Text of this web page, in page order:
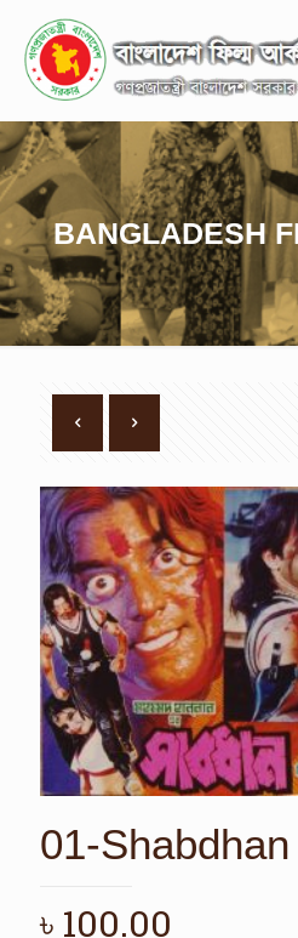
BANGLADESH
01-Shabdhan |
৳ 100.00